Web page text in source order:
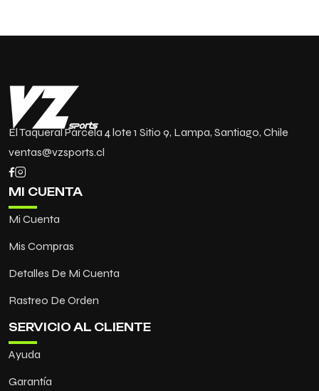
El Taqueral Parcela 4 lote 1 Sitio 9, Lampa, Santiago, Chile
ventas@vzsports.cl
MI CUENTA
Mi Cuenta
Mis Compras
Detalles De Mi Cuenta
Rastreo De Orden
SERVICIO AL CLIENTE
Ayuda
Garantía